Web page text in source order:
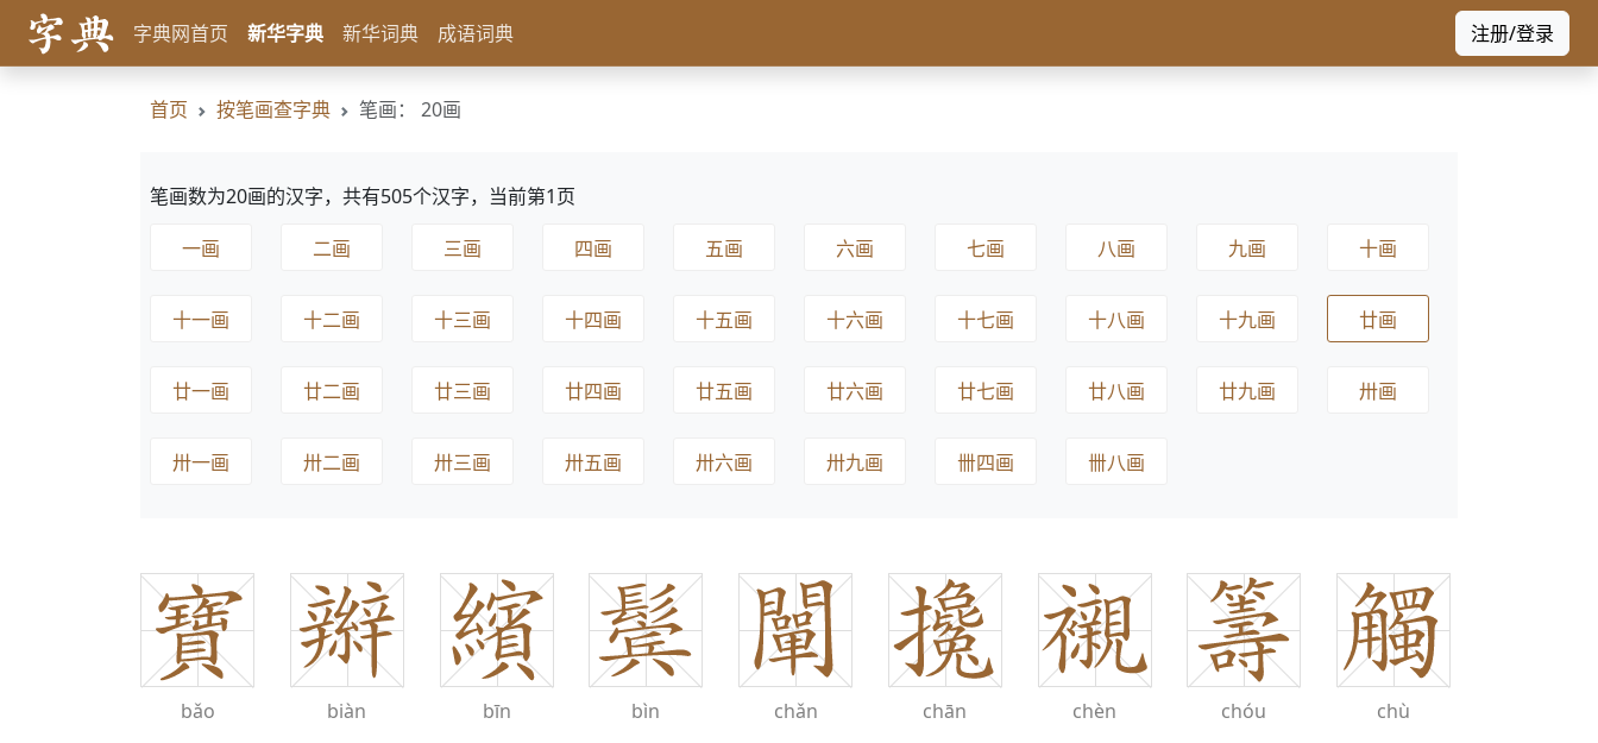
字典网首页 新华字典 新华词典 成语词典 注册/登录
首页 按笔画查字典 笔画： 20画
笔画数为20画的汉字，共有505个汉字，当前第1页
一画
二画 三画 四画 五画 六画 七画 八画 九画 十画
十一画 十二画 十三画 十四画 十五画 十六画 十七画 十八画 十九画 廿画
廿一画 廿二画 廿三画 廿四画 廿五画 廿六画 廿七画 廿八画 廿九画 卅画
卅一画 卅二画 卅三画 卅五画 卅六画 卅九画 卌四画 卌八画
bǎo biàn bīn bìn chǎn chān chèn chóu chù